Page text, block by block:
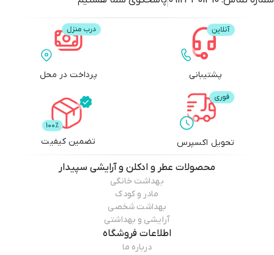
پشتیبانی پرداخت در محل
تحویل اکسپرس تضمین کیفیت
محصولات عطر و ادکلن و آرایشی سپیدار
بهداشت خانگی
مادر و کودک
بهداشت شخصی
آرایشی و بهداشتی
اطلاعات فروشگاه
درباره ما